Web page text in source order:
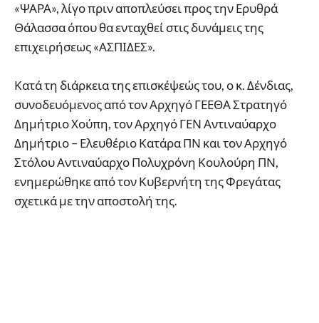
«ΨΑΡΑ», λίγο πριν αποπλεύσει προς την Ερυθρά
Θάλασσα όπου θα ενταχθεί στις δυνάμεις της
επιχειρήσεως «ΑΣΠΙΔΕΣ».
Κατά τη διάρκεια της επισκέψεώς του, ο κ. Δένδιας,
συνοδευόμενος από τον Αρχηγό ΓΕΕΘΑ Στρατηγό
Δημήτριο Χούπη, τον Αρχηγό ΓΕΝ Αντιναύαρχο
Δημήτριο – Ελευθέριο Κατάρα ΠΝ και τον Αρχηγό
Στόλου Αντιναύαρχο Πολυχρόνη Κουλούρη ΠΝ,
ενημερώθηκε από τον Κυβερνήτη της Φρεγάτας
σχετικά με την αποστολή της.